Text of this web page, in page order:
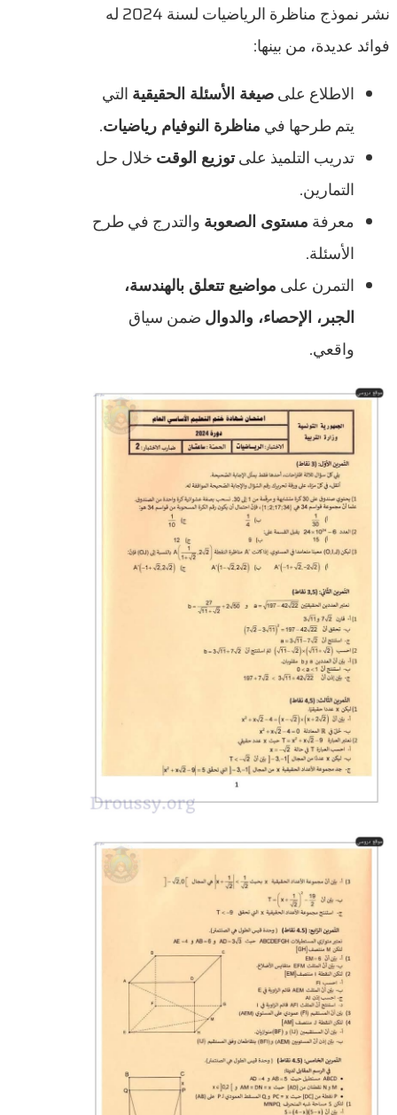
نشر نموذج مناظرة الرياضيات لسنة 2024 له
فوائد عديدة، من بينها:
الاطلاع علىصيغة الأسئلة الحقيقية التي
يتم طرحها في مناظرة النوفيام رياضيات.
تدريب التلميذ علىتوزيع الوقت خلال حل
التمارين.
معرفة مستوى الصعوبة والتدرج في طرح
الأسئلة.
التمرن على مواضيع تتعلق بالهندسة،
الجبر، الإحصاء، والدوال ضمن سياق
واقعي.